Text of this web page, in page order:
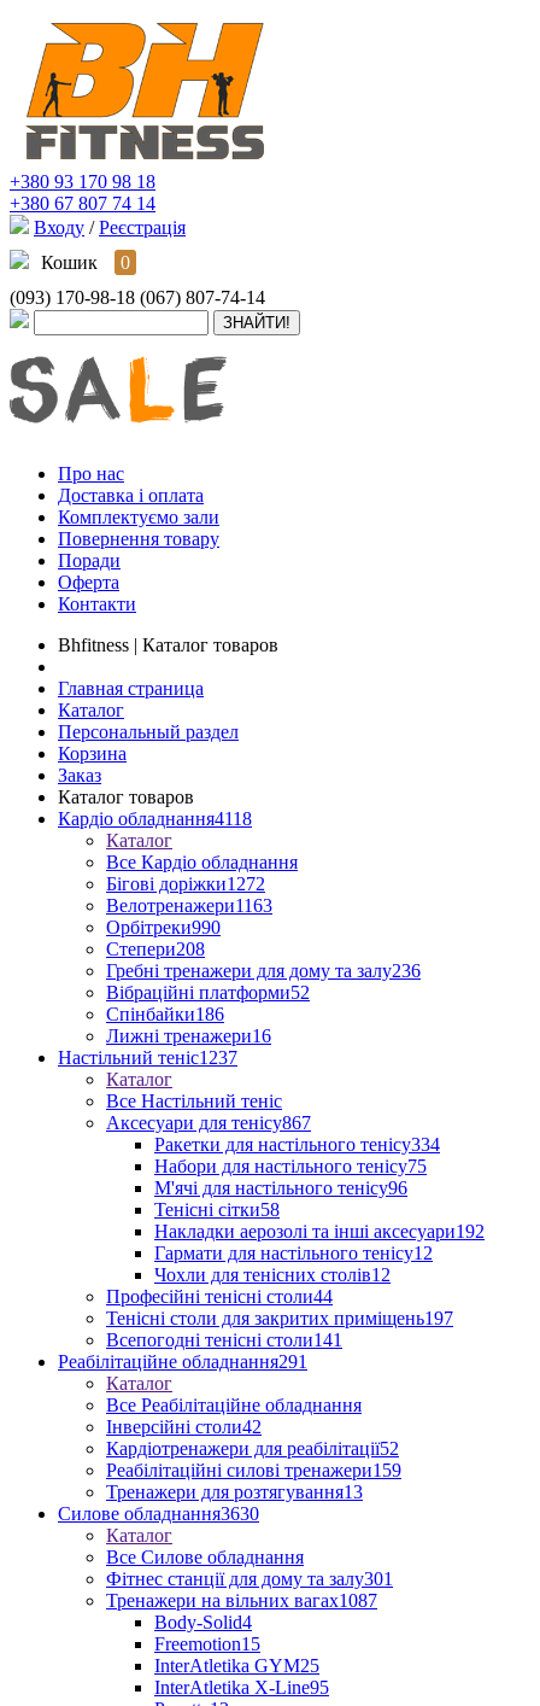
+380 93 170 98 18
+380 67 807 74 14
Входу / Реєстрація
Кошик
0
(093) 170-98-18 (067) 807-74-14
Про нас
Доставка і оплата
Комплектуємо зали
Повернення товару
Поради
Оферта
Контакти
Bhfitness | Каталог товаров
Главная страница
Каталог
Персональный раздел
Корзина
Заказ
Каталог товаров
Кардіо обладнання4118
Каталог
Все Кардіо обладнання
Бігові доріжки1272
Велотренажери1163
Орбітреки990
Степери208
Гребні тренажери для дому та залу236
Вібраційні платформи52
Спінбайки186
Лижні тренажери16
Настільний теніс1237
Каталог
Все Настільний теніс
Аксесуари для тенісу867
Ракетки для настільного тенісу334
Набори для настільного тенісу75
М'ячі для настільного тенісу96
Тенісні сітки58
Накладки аерозолі та інші аксесуари192
Гармати для настільного тенісу12
Чохли для тенісних столів12
Професійні тенісні столи44
Тенісні столи для закритих приміщень197
Всепогодні тенісні столи141
Реабілітаційне обладнання291
Каталог
Все Реабілітаційне обладнання
Інверсійні столи42
Кардіотренажери для реабілітації52
Реабілітаційні силові тренажери159
Тренажери для розтягування13
Силове обладнання3630
Каталог
Все Силове обладнання
Фітнес станції для дому та залу301
Тренажери на вільних вагах1087
Body-Solid4
Freemotion15
InterAtletika GYM25
InterAtletika X-Line95